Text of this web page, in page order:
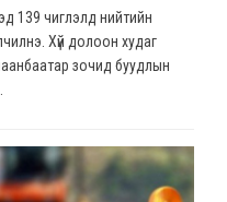
139 чиглэлд нийтийн
Хүй долоон худаг
зочид буудлын